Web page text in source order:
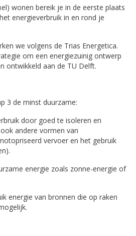
wonen bereik je in de eerste plaats
energieverbruik in en rond je
we volgens de Trias Energetica.
om een energiezuinig ontwerp
ontwikkeld aan de TU Delft.
3 de minst duurzame:
door goed te isoleren en
andere vormen van
vervoer en het gebruik
energie zoals zonne-energie of
energie van bronnen die op raken